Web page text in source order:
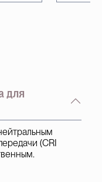
для
(CRI